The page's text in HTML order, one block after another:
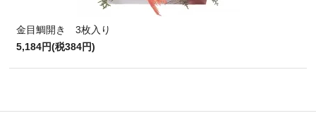
金目鯛開き 3枚入り
5,184円(税384円)